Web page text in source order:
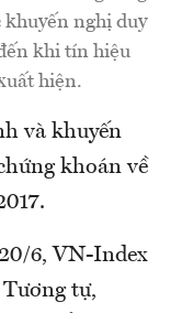
khuyến nghị duy
khi tín hiệu
hiện.
và khuyến
khoán về
6, VN-Index
Tương tự,